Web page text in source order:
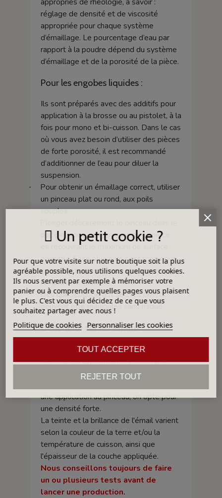
réglage de densité et de viscosité
appropriée pour chaque système
d’émaillage. Le pourcentage d’eau par
rapport à la poudre dépend du système
d’émaillage et de la porosité de la pièce.
Pour les engobes liquides :
Ils sont préparés avec des additifs pour
application à la brosse ou au pistolet, à la
fois pour mono et bi-cuisson. Dans le cas
où vous avez besoin d’utiliser des pièces
de forte porosité, il est recommandé
d’additionner de l’eau pour diluer la
suspension.
·
Pour obtenir un émaillage correct, utiliser
un pinceau plat ou rond, aux poils
souples.
pot d’engobe et appliquer sur la pièce,
en recouvrant le maximum de surface
possible. Faire plusieurs passages pour
égaliser et unifier les couches avant que
l’engobe ne sèche.
·
Dès que l’engobe est sec, les objets
peuvent être manipulés sans risque.
Généralité sur les émaux
La densité d’un émail dépend de la
technique d'application. Par exemple,
pour une application par trempage, on
une application au pinceau, on opte pour
une densité forte.
La teinte et la brillance de l'émail varient
selon la couleur de la terre et/ou la
température de cuisson, ainsi que
l'épaisseur de la couche appliquée.
Nous conseillons toujours de faire
un ou plusieurs tests avant de
lancer une production.
Un petit cookie ?
Pour que votre visite sur notre boutique soit la plus
agréable possible, nous utilisons quelques cookies.
Ils nous servent par exemple à mémoriser votre
panier ou à comprendre quelles pages vous plaisent
le plus. C'est vous qui décidez de ce que vous
souhaitez partager avec nous !
Politique de cookies Personnaliser les cookies
REJETER TOUT
TOUT ACCEPTER